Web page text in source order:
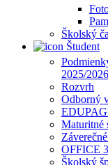
Školský
Študent
2025/2026
Rozvrh
Odborný
Maturitné
OFFICE
Školský